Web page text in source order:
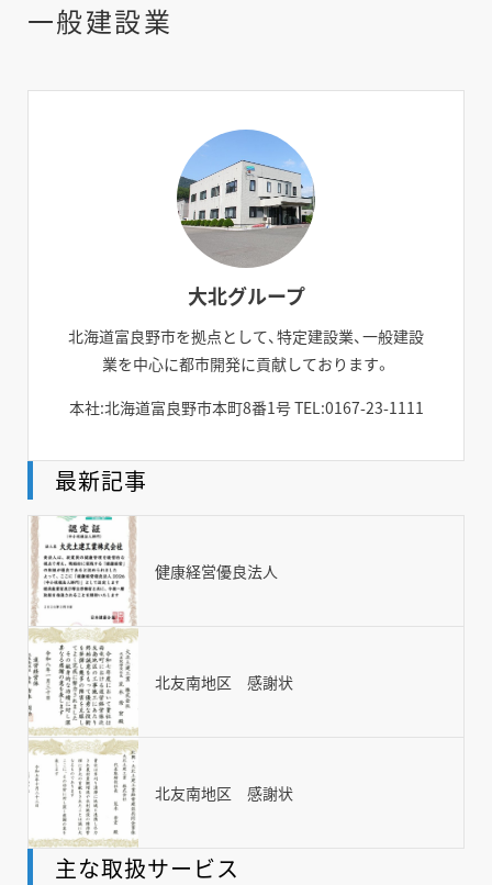
一般建設業
大北グループ
北海道富良野市を拠点として、特定建設業、一般建設
業を中心に都市開発に貢献しております。
本社:北海道富良野市本町8番1号 TEL:0167-23-1111
最新記事
健康経営優良法人
北友南地区 感謝状
北友南地区 感謝状
主な取扱サービス